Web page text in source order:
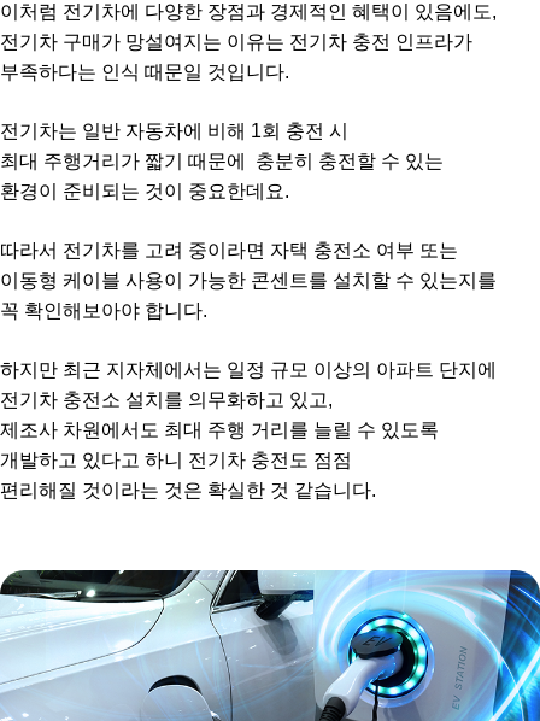
이처럼 전기차에 다양한 장점과 경제적인 혜택이 있음에도,
전기차 구매가 망설여지는 이유는 전기차 충전 인프라가
부족하다는 인식 때문일 것입니다.
전기차는 일반 자동차에 비해 1회 충전 시
최대 주행거리가 짧기 때문에 충분히 충전할 수 있는
환경이 준비되는 것이 중요한데요.
따라서 전기차를 고려 중이라면 자택 충전소 여부 또는
이동형 케이블 사용이 가능한 콘센트를 설치할 수 있는지를
꼭 확인해보아야 합니다.
하지만 최근 지자체에서는 일정 규모 이상의 아파트 단지에
전기차 충전소 설치를 의무화하고 있고,
제조사 차원에서도 최대 주행 거리를 늘릴 수 있도록
개발하고 있다고 하니 전기차 충전도 점점
편리해질 것이라는 것은 확실한 것 같습니다.